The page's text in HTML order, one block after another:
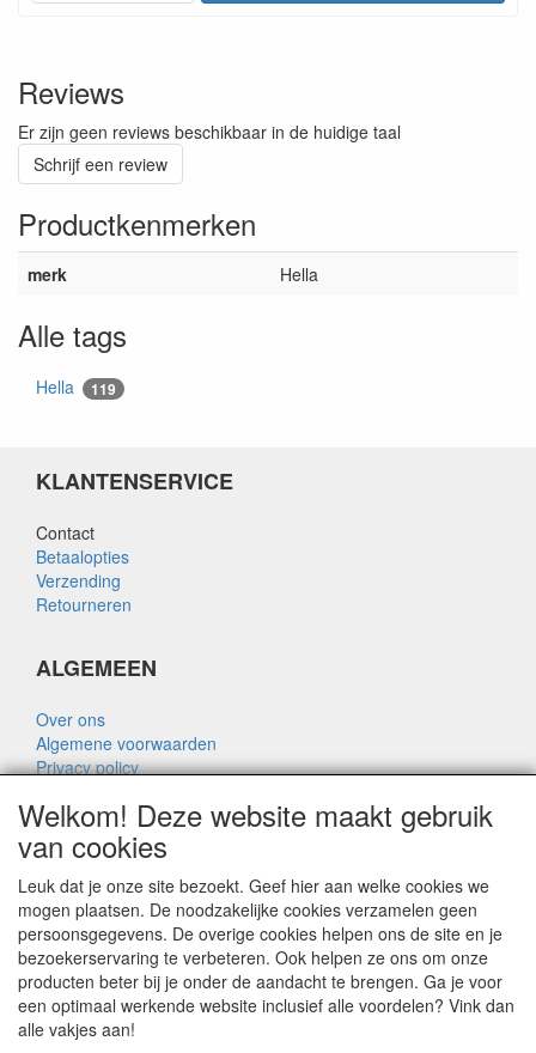
Reviews
Er zijn geen reviews beschikbaar in de huidige taal
Schrijf een review
Productkenmerken
merk Hella
Alle tags
Hella 119
KLANTENSERVICE
Contact
Betaalopties
Verzending
Retourneren
ALGEMEEN
Over ons
Algemene voorwaarden
Privacy policy
Over Rik Thijssen
ALGEMEEN
www.rikthijssenshop.nl
logistiek door OTOPARTS BV
Welkom! Deze website maakt gebruik
van cookies
Leuk dat je onze site bezoekt. Geef hier aan welke cookies we
mogen plaatsen. De noodzakelijke cookies verzamelen geen
persoonsgegevens. De overige cookies helpen ons de site en je
bezoekerservaring te verbeteren. Ook helpen ze ons om onze
producten beter bij je onder de aandacht te brengen. Ga je voor
een optimaal werkende website inclusief alle voordelen? Vink dan
alle vakjes aan!